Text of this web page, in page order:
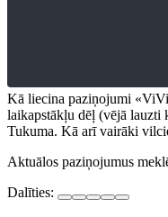
Kā liecina paziņojumi
laikapstākļu dēļ (vējā lauzti
Tukuma. Kā arī vairāki
Aktuālos paziņojumus
Dalīties: